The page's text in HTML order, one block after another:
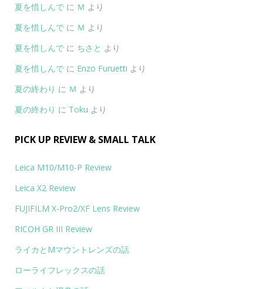
夏を惜しんで に Ｍ より
夏を惜しんで に Ｍ より
夏を惜しんで に ちさと より
夏を惜しんで に Enzo Furuetti より
夏の終わり に Ｍ より
夏の終わり に Toku より
PICK UP REVIEW & SMALL TALK
Leica M10/M10-P Review
Leica X2 Review
FUJIFILM X-Pro2/XF Lens Review
RICOH GR III Review
ライカとMマウントレンズの話
ローライフレックスの話